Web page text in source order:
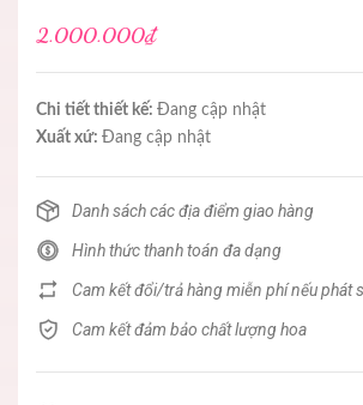
2.000.000₫
Chi tiết thiết kế: Đang cập nhật
Xuất xứ: Đang cập nhật
Danh sách các địa điểm giao hàng
Hình thức thanh toán đa dạng
Cam kết đổi/trả hàng miễn phí nếu phát
Cam kết đảm bảo chất lượng hoa